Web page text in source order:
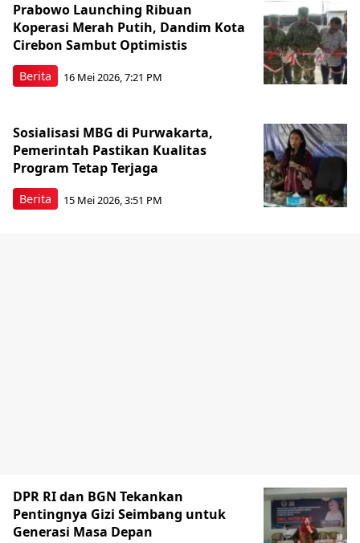
Berita
Prabowo Launching Ribuan
Koperasi Merah Putih, Dandim Kota
Cirebon Sambut Optimistis
16 Mei 2026, 7:21 PM
Berita
Sosialisasi MBG di Purwakarta,
Pemerintah Pastikan Kualitas
Program Tetap Terjaga
15 Mei 2026, 3:51 PM
DPR RI dan BGN Tekankan
Pentingnya Gizi Seimbang untuk
Generasi Masa Depan